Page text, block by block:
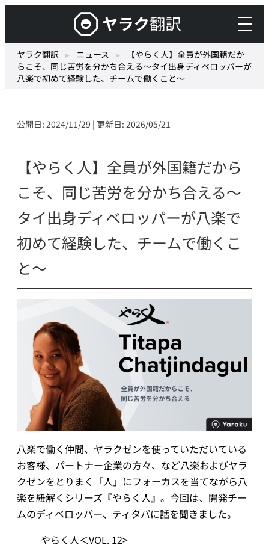
を
ヤ
ラ
ク
翻
訳
先
の
自
動
訳・
ヤラク翻訳 ▸ ニュース ▸
【やらく人】全員が外国籍だか
らこそ、同じ苦労を分かち合える〜タイ出身ディベロッパーが
八楽で初めて経験した、チームで働くこと〜
公開日: 2024/11/29 | 更新日: 2026/05/21
【やらく人】全員が外国籍だから
こそ、同じ苦労を分かち合える〜
タイ出身ディベロッパーが八楽で
初めて経験した、チームで働くこ
と〜
八楽で働く仲間、ヤラクゼンを使っていただいている
お客様、パートナー企業の方々、など八楽およびヤラ
クゼンをとりまく「人」にフォーカスを当てながら八
楽を紐解くシリーズ『やらく人』。今回は、開発チー
ムのディベロッパー、ティタパに話を聞きました。
やらく人＜VOL. 12>